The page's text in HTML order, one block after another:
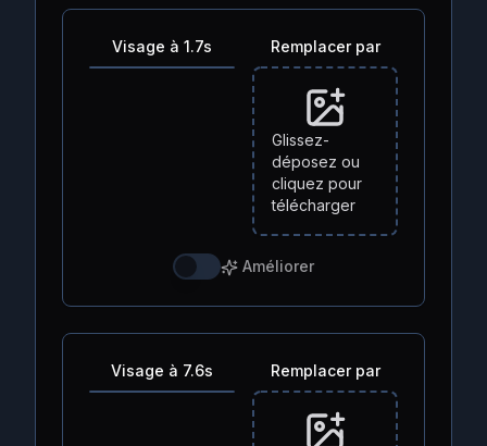
Visage à 1.7s Remplacer par
Glissez-
déposez ou
cliquez pour
télécharger
Améliorer
Visage à 7.6s Remplacer par